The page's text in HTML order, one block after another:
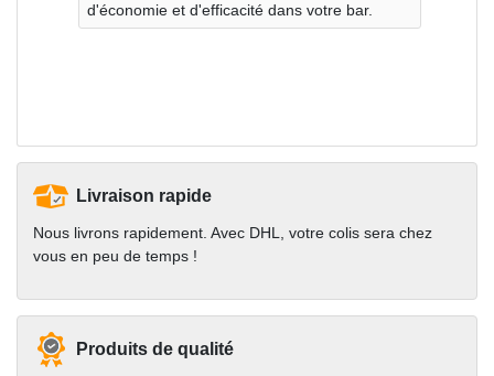
d'économie et d'efficacité dans votre bar.
Livraison rapide
Nous livrons rapidement. Avec DHL, votre colis sera chez
vous en peu de temps !
Produits de qualité